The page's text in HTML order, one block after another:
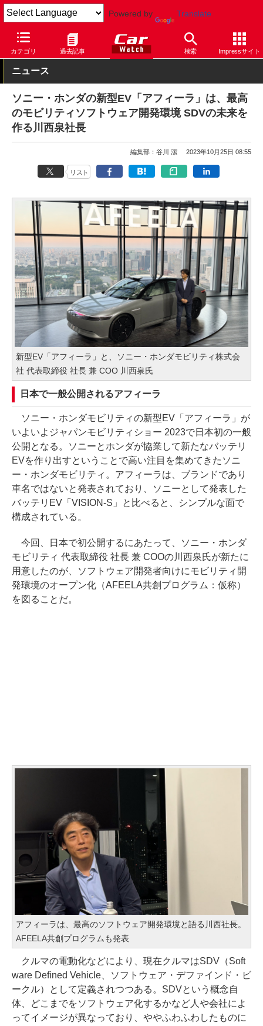
Powered by Translate
カテゴリ 過去記事 検索 Impressサイト
Car Watch 自動車 ホンダ
ニュース
ソニー・ホンダの新型EV「アフィーラ」は、最高
のモビリティソフトウェア開発環境 SDVの未来を
作る川西泉社長
編集部：谷川 潔 2023年10月25日 08:55
リスト
新型EV「アフィーラ」と、ソニー・ホンダモビリティ株式会
社 代表取締役 社長 兼 COO 川西泉氏
日本で一般公開されるアフィーラ
ソニー・ホンダモビリティの新型EV「アフィーラ」が
いよいよジャパンモビリティショー 2023で日本初の一般
公開となる。ソニーとホンダが協業して新たなバッテリ
EVを作り出すということで高い注目を集めてきたソニ
ー・ホンダモビリティ。アフィーラは、ブランドであり
車名ではないと発表されており、ソニーとして発表した
バッテリEV「VISION-S」と比べると、シンプルな面で
構成されている。
今回、日本で初公開するにあたって、ソニー・ホンダ
モビリティ 代表取締役 社長 兼 COOの川西泉氏が新たに
用意したのが、ソフトウェア開発者向けにモビリティ開
発環境のオープン化（AFEELA共創プログラム：仮称）
を図ることだ。
アフィーラは、最高のソフトウェア開発環境と語る川西社長。
AFEELA共創プログラムも発表
クルマの電動化などにより、現在クルマはSDV（Soft
ware Defined Vehicle、ソフトウェア・デファインド・ビ
ークル）として定義されつつある。SDVという概念自
体、どこまでをソフトウェア化するかなど人や会社によ
ってイメージが異なっており、ややふわふわしたものに